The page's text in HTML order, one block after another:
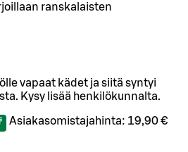
ranskalaisten
vapaat kädet ja siitä syntyi
Kysy lisää henkilökunnalta.
Asiakasomistajahinta: 19,90 €